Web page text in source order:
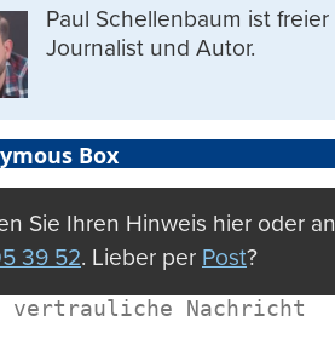
Paul Schellenbaum ist freier
Journalist und Autor.
Box
Sie Ihren Hinweis hier oder an
39 52. Lieber per Post?